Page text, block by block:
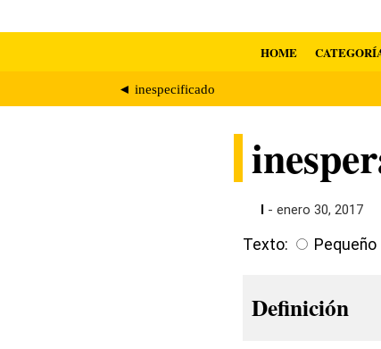
HOME
◄ inespecificado
- enero 30, 2017
Texto: Pequeño
Definición